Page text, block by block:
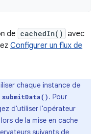
de cachedIn() avec
Configurer un flux de
chaque instance de
submitData(). Pour
d'utiliser l'opérateur
de la mise en cache
suivants de